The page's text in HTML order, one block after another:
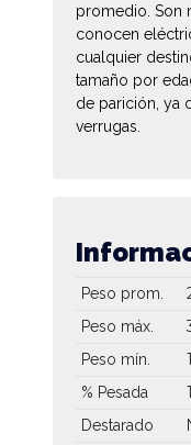
promedio. Son
conocen
cualquier
tamaño por
de parición, ya
verrugas.
Peso prom.
Peso máx.
Peso mín.
% Pesada
Destarado